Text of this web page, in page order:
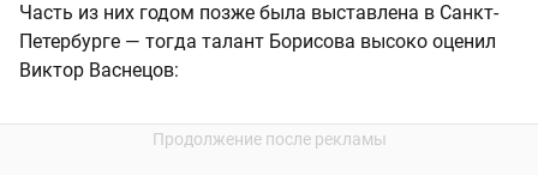
Часть из них годом позже была выставлена в Санкт-
Петербурге — тогда талант Борисова высоко оценил
Виктор Васнецов: